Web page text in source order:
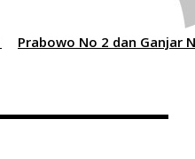
Prabowo No 2 dan Ganjar